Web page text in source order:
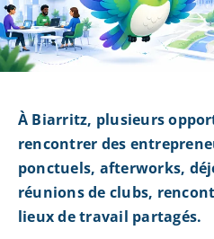
À Biarritz, plusieurs
rencontrer des
ponctuels, afterworks,
réunions de clubs,
lieux de travail partagés.